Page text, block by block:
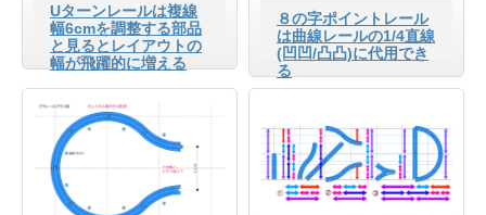
Uターンレールは複線
幅6cmを調整する部品
と見るとレイアウトの
幅が飛躍的に増える
８の字ポイントレール
は曲線レールの1/4直線
(凹凹/凸凸)に代用でき
る